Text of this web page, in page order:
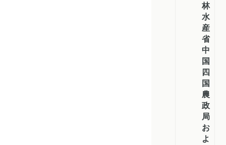
林
水
産
省
中
国
四
国
農
政
局
お
よ